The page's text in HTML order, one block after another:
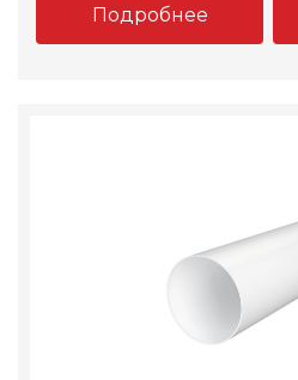
Подробнее